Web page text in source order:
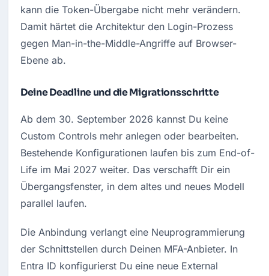
kann die Token-Übergabe nicht mehr verändern.
Damit härtet die Architektur den Login-Prozess
gegen Man-in-the-Middle-Angriffe auf Browser-
Ebene ab.
Deine Deadline und die Migrationsschritte
Ab dem 30. September 2026 kannst Du keine
Custom Controls mehr anlegen oder bearbeiten.
Bestehende Konfigurationen laufen bis zum End-of-
Life im Mai 2027 weiter. Das verschafft Dir ein
Übergangsfenster, in dem altes und neues Modell
parallel laufen.
Die Anbindung verlangt eine Neuprogrammierung
der Schnittstellen durch Deinen MFA-Anbieter. In
Entra ID konfigurierst Du eine neue External